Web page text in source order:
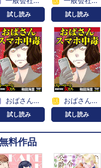
試し読み 試し読み
おばさんスマホ中毒
試し読み
話 おばさんスマホ中毒
試し読み
料作品